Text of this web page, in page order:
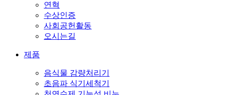
연혁
수상인증
사회공헌활동
오시는길
제품
음식물 감량처리기
초음파 식기세척기